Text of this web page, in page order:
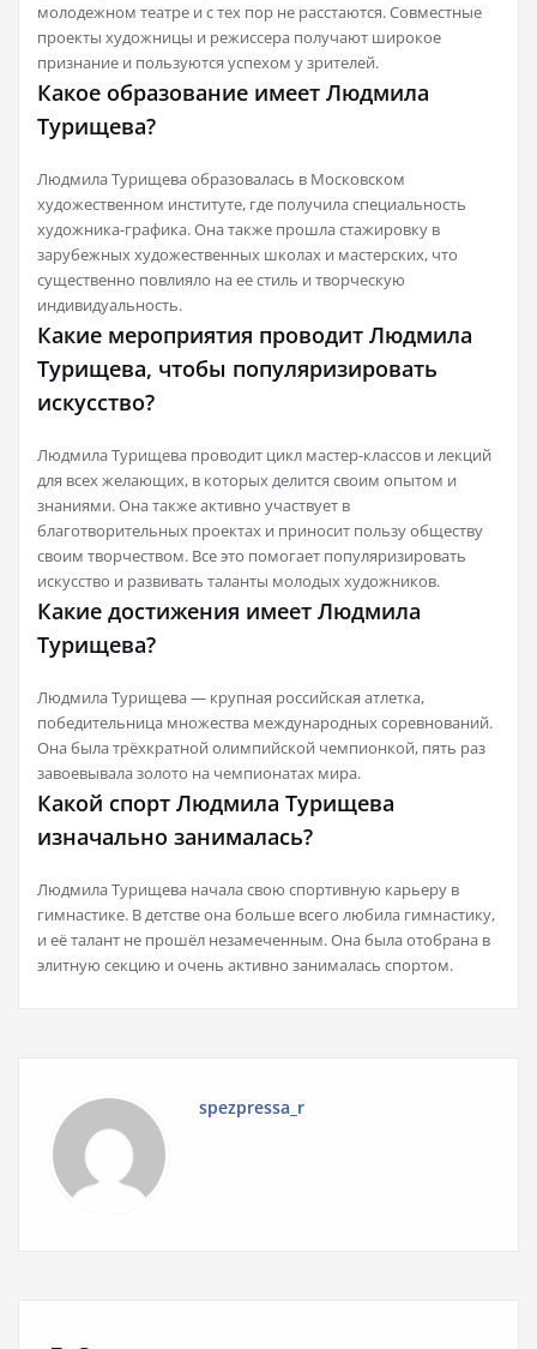
молодежном театре и с тех пор не расстаются. Совместные
проекты художницы и режиссера получают широкое
признание и пользуются успехом у зрителей.
Какое образование имеет Людмила
Турищева?
Людмила Турищева образовалась в Московском
художественном институте, где получила специальность
художника-графика. Она также прошла стажировку в
зарубежных художественных школах и мастерских, что
существенно повлияло на ее стиль и творческую
индивидуальность.
Какие мероприятия проводит Людмила
Турищева, чтобы популяризировать
искусство?
Людмила Турищева проводит цикл мастер-классов и лекций
для всех желающих, в которых делится своим опытом и
знаниями. Она также активно участвует в
благотворительных проектах и приносит пользу обществу
своим творчеством. Все это помогает популяризировать
искусство и развивать таланты молодых художников.
Какие достижения имеет Людмила
Турищева?
Людмила Турищева — крупная российская атлетка,
победительница множества международных соревнований.
Она была трёхкратной олимпийской чемпионкой, пять раз
завоевывала золото на чемпионатах мира.
Какой спорт Людмила Турищева
изначально занималась?
Людмила Турищева начала свою спортивную карьеру в
гимнастике. В детстве она больше всего любила гимнастику,
и её талант не прошёл незамеченным. Она была отобрана в
элитную секцию и очень активно занималась спортом.
spezpressa_r